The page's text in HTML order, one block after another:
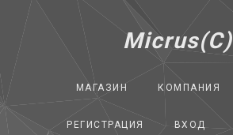
Micrus(C)
МАГАЗИН КОМПАНИЯ
РЕГИСТРАЦИЯ ВХОД